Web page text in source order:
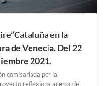
en la
de Venecia. Del 22
2021.
comisariada por la
reflexiona acerca del